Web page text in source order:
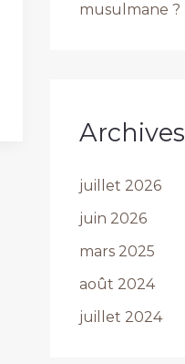
musulmane ?
Archives
juillet 2026
juin 2026
mars 2025
août 2024
juillet 2024